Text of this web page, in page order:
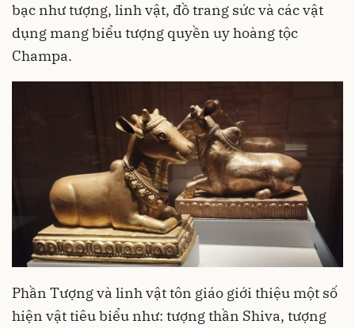
bạc như tượng, linh vật, đồ trang sức và các vật
dụng mang biểu tượng quyền uy hoàng tộc
Champa.
Phần Tượng và linh vật tôn giáo giới thiệu một số
hiện vật tiêu biểu như: tượng thần Shiva, tượng